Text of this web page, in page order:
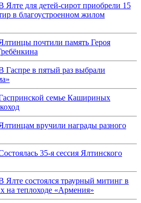
Ялте для детей-сирот приобрели 15
в благоустроенном жилом
почтили память Героя
Гаспре в пятый раз выбрали
семье Кашириных
вручили награды разного
35-я сессия Ялтинского
Ялте состоялся траурный митинг в
на теплоходе «Армения»